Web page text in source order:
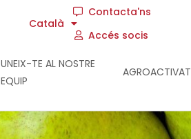
Català
Contacta'ns
Accés socis
UNEIX-TE AL NOSTRE
EQUIP
AGROACTIVAT